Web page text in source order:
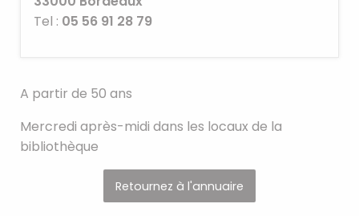
Tel : 05 56 91 28 79
A partir de 50 ans
Mercredi après-midi dans les locaux de la
bibliothèque
Retournez à l'annuaire